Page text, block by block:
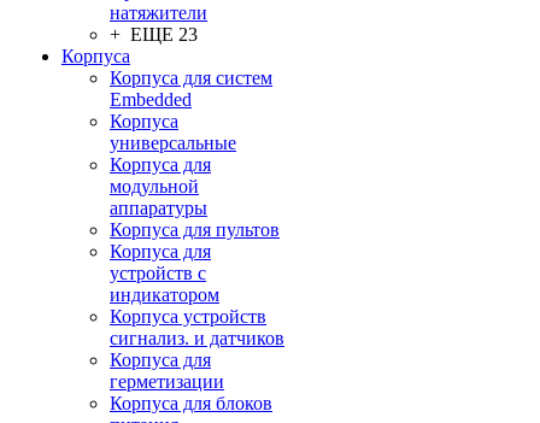
натяжители
+ ЕЩЕ 23
Корпуса
Корпуса для систем
Embedded
Корпуса
универсальные
Корпуса для
модульной
аппаратуры
Корпуса для пультов
Корпуса для
устройств с
индикатором
Корпуса устройств
сигнализ. и датчиков
Корпуса для
герметизации
Корпуса для блоков